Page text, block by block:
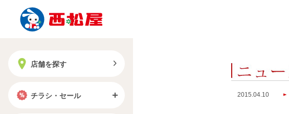
店舗を探す
チラシ・セール 2015.04.10